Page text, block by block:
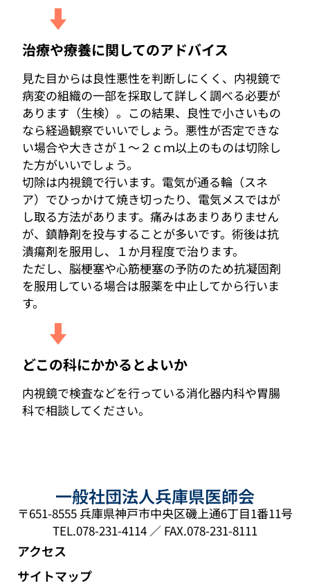
治療や療養に関してのアドバイス
見た目からは良性悪性を判断しにくく、内視鏡で
病変の組織の一部を採取して詳しく調べる必要が
あります（生検）。この結果、良性で小さいもの
なら経過観察でいいでしょう。悪性が否定できな
い場合や大きさが１～２ｃｍ以上のものは切除し
た方がいいでしょう。
切除は内視鏡で行います。電気が通る輪（スネ
ア）でひっかけて焼き切ったり、電気メスではが
し取る方法があります。痛みはあまりありません
が、鎮静剤を投与することが多いです。術後は抗
潰瘍剤を服用し、１か月程度で治ります。
ただし、脳梗塞や心筋梗塞の予防のため抗凝固剤
を服用している場合は服薬を中止してから行いま
す。
どこの科にかかるとよいか
内視鏡で検査などを行っている消化器内科や胃腸
科で相談してください。
一般社団法人兵庫県医師会
〒651-8555 兵庫県神戸市中央区磯上通6丁目1番11号
TEL.078-231-4114 ／ FAX.078-231-8111
アクセス
サイトマップ